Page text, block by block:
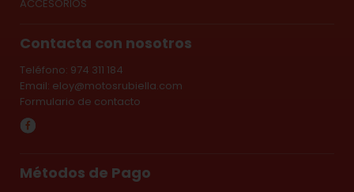
ACCESORIOS
Contacta con nosotros
Teléfono: 974 311 184
Email: eloy@motosrubiella.com
Formulario de contacto
Métodos de Pago